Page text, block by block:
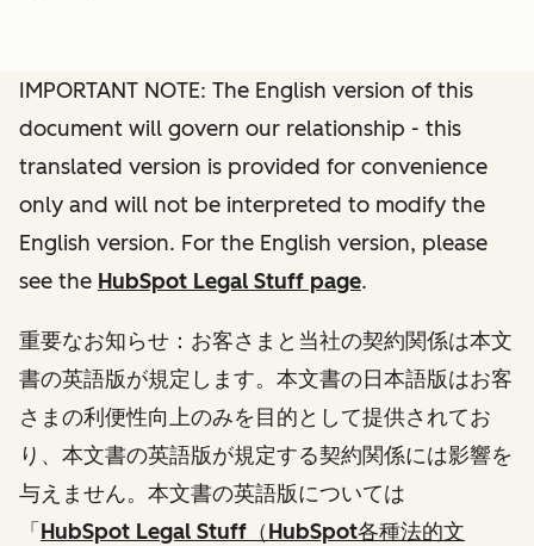
IMPORTANT NOTE: The English version of this
document will govern our relationship - this
translated version is provided for convenience
only and will not be interpreted to modify the
English version. For the English version, please
see the HubSpot Legal Stuff page.
重要なお知らせ：お客さまと当社の契約関係は本文
書の英語版が規定します。本文書の日本語版はお客
さまの利便性向上のみを目的として提供されてお
り、本文書の英語版が規定する契約関係には影響を
与えません。本文書の英語版については
「 HubSpot Legal Stuff（HubSpot各種法的文